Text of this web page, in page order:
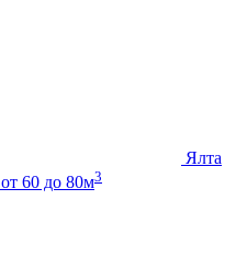
Ялта
60 до 80м3